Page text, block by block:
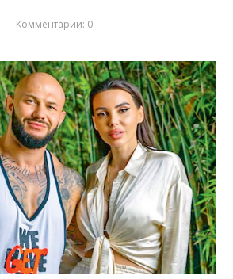
Комментарии: 0